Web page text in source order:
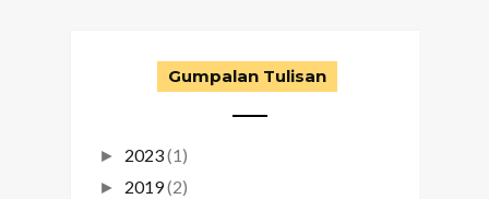
Gumpalan Tulisan
► 2023(1)
► 2019(2)